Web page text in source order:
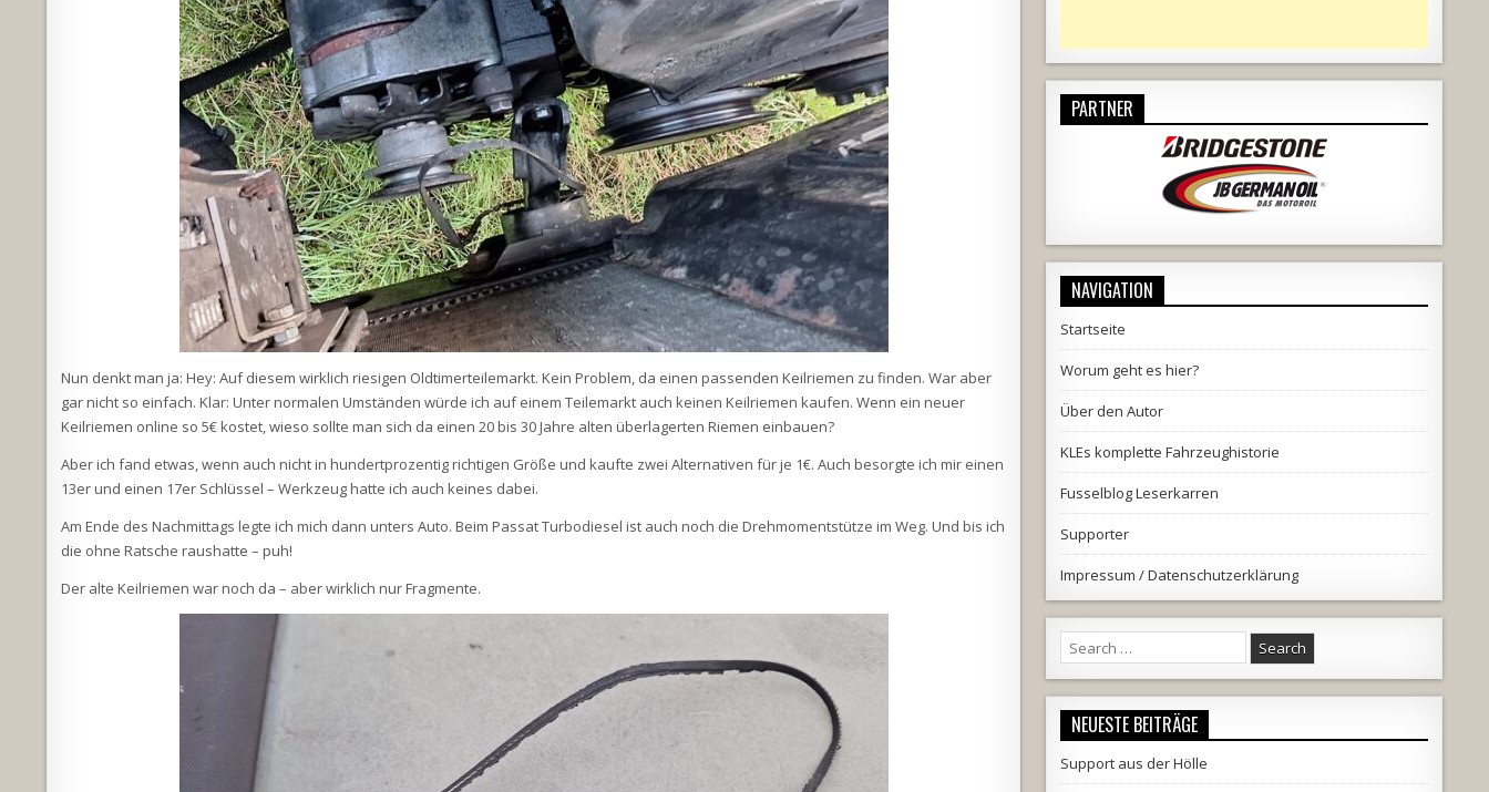
Nun denkt man ja: Hey: Auf diesem wirklich riesigen Oldtimerteilemarkt. Kein Problem, da einen passenden Keilriemen zu finden. War aber
gar nicht so einfach. Klar: Unter normalen Umständen würde ich auf einem Teilemarkt auch keinen Keilriemen kaufen. Wenn ein neuer
Keilriemen online so 5€ kostet, wieso sollte man sich da einen 20 bis 30 Jahre alten überlagerten Riemen einbauen?
Aber ich fand etwas, wenn auch nicht in hundertprozentig richtigen Größe und kaufte zwei Alternativen für je 1€. Auch besorgte ich mir einen
13er und einen 17er Schlüssel – Werkzeug hatte ich auch keines dabei.
Am Ende des Nachmittags legte ich mich dann unters Auto. Beim Passat Turbodiesel ist auch noch die Drehmomentstütze im Weg. Und bis ich
die ohne Ratsche raushatte – puh!
Der alte Keilriemen war noch da – aber wirklich nur Fragmente.
PARTNER
NAVIGATION
Startseite
Worum geht es hier?
Über den Autor
KLEs komplette Fahrzeughistorie
Fusselblog Leserkarren
Supporter
Impressum / Datenschutzerklärung
Search
for:
NEUESTE BEITRÄGE
Support aus der Hölle